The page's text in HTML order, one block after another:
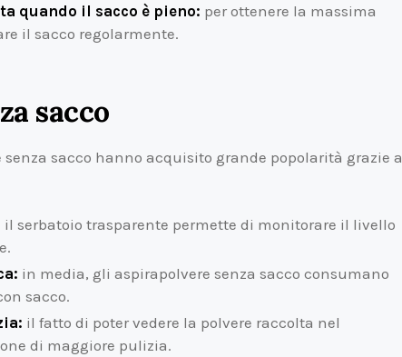
quando il sacco è pieno: per ottenere la massima
il sacco regolarmente.
sacco
sacco hanno acquisito grande popolarità grazie a
il serbatoio trasparente permette di monitorare il livello
in media, gli aspirapolvere senza sacco consumano
sacco.
il fatto di poter vedere la polvere raccolta nel
di maggiore pulizia.